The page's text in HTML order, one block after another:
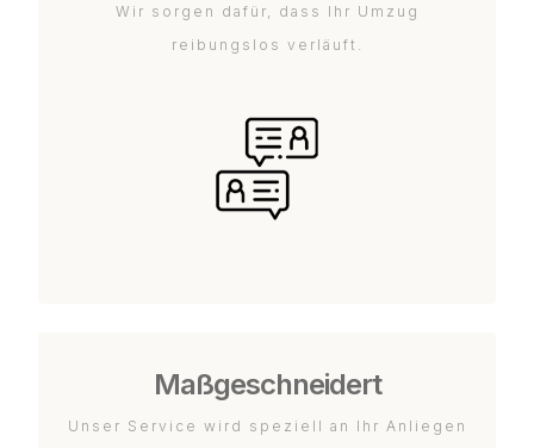
Wir sorgen dafür, dass Ihr Umzug
reibungslos verläuft.
Maßgeschneidert
Unser Service wird speziell an Ihr Anliegen